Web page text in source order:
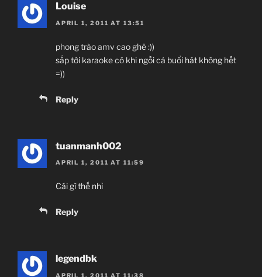
Louise
APRIL 1, 2011 AT 13:51
phong trào amv cao ghê :))
sắp tới karaoke có khi ngồi cả buổi hát không hết
=))
Reply
tuanmanh002
APRIL 1, 2011 AT 11:59
Cái gì thế nhỉ
Reply
legendbk
APRIL 1, 2011 AT 11:38